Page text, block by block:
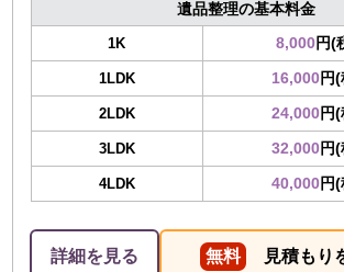
遺品整理の基本料金
1K 8,000円(
1LDK 16,000円
2LDK 24,000円
3LDK 32,000円
4LDK 40,000円
詳細を見る 無料 見積もり